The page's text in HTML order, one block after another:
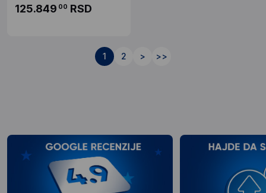
125.849 00 RSD
1 2 > >>